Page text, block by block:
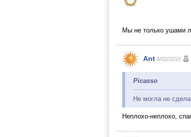
Мы не только ушами
Ant 6/02/2010
Picasso
Не могла не
Неплохо-неплохо,